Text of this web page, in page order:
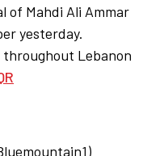
of Mahdi Ali Ammar
yesterday.
Lebanon